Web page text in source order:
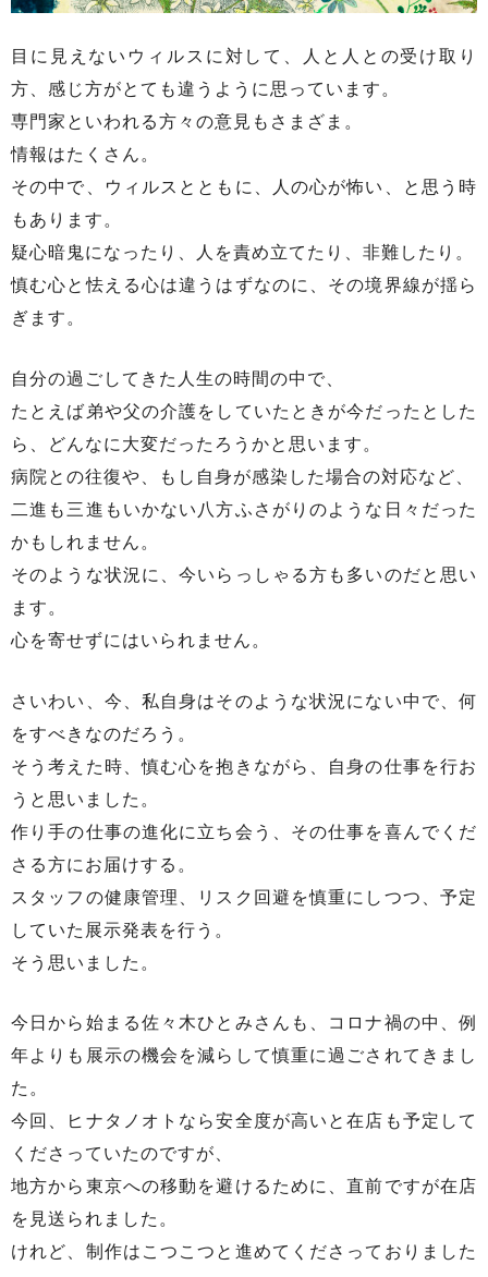
目に見えないウィルスに対して、人と人との受け取り
方、感じ方がとても違うように思っています。
専門家といわれる方々の意見もさまざま。
情報はたくさん。
その中で、ウィルスとともに、人の心が怖い、と思う時
もあります。
疑心暗鬼になったり、人を責め立てたり、非難したり。
慎む心と怯える心は違うはずなのに、その境界線が揺ら
ぎます。
自分の過ごしてきた人生の時間の中で、
たとえば弟や父の介護をしていたときが今だったとした
ら、どんなに大変だったろうかと思います。
病院との往復や、もし自身が感染した場合の対応など、
二進も三進もいかない八方ふさがりのような日々だった
かもしれません。
そのような状況に、今いらっしゃる方も多いのだと思い
ます。
心を寄せずにはいられません。
さいわい、今、私自身はそのような状況にない中で、何
をすべきなのだろう。
そう考えた時、慎む心を抱きながら、自身の仕事を行お
うと思いました。
作り手の仕事の進化に立ち会う、その仕事を喜んでくだ
さる方にお届けする。
スタッフの健康管理、リスク回避を慎重にしつつ、予定
していた展示発表を行う。
そう思いました。
今日から始まる佐々木ひとみさんも、コロナ禍の中、例
年よりも展示の機会を減らして慎重に過ごされてきまし
た。
今回、ヒナタノオトなら安全度が高いと在店も予定して
くださっていたのですが、
地方から東京への移動を避けるために、直前ですが在店
を見送られました。
けれど、制作はこつこつと進めてくださっておりました